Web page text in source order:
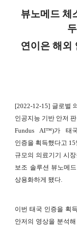
뷰노메드 체
연이은 해외
[2022-12-15] 글로벌
인공지능 기반 안저
Fundus AI™)가 태
인증을 획득했다고
규모의 의료기기 시
보조 솔루션 뷰노메
상용화하게 됐다.
이번 태국 인증을 획
안저의 영상을 분석